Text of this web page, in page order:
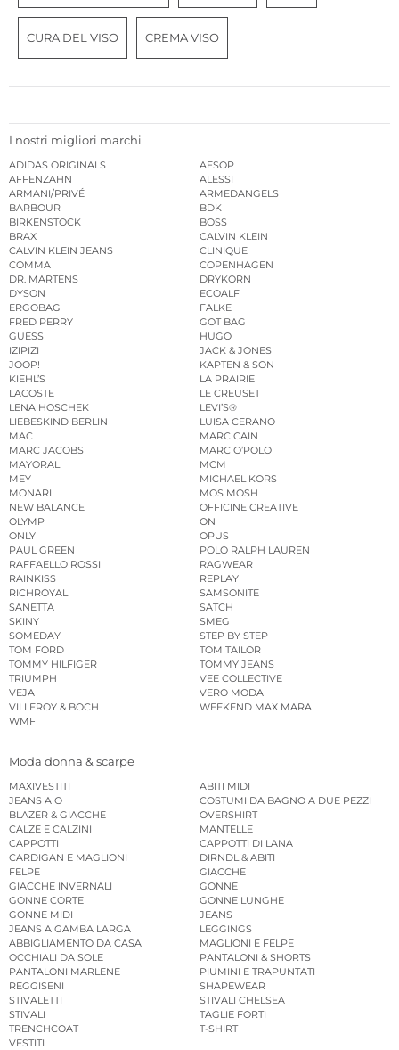
CURA DEL VISO CREMA VISO
I nostri migliori marchi
ADIDAS ORIGINALS
AESOP
AFFENZAHN
ALESSI
ARMANI/PRIVÉ
ARMEDANGELS
BARBOUR
BDK
BIRKENSTOCK
BOSS
BRAX
CALVIN KLEIN
CALVIN KLEIN JEANS
CLINIQUE
COMMA
COPENHAGEN
DR. MARTENS
DRYKORN
DYSON
ECOALF
ERGOBAG
FALKE
FRED PERRY
GOT BAG
GUESS
HUGO
IZIPIZI
JACK & JONES
JOOP!
KAPTEN & SON
KIEHL’S
LA PRAIRIE
LACOSTE
LE CREUSET
LENA HOSCHEK
LEVI’S®
LIEBESKIND BERLIN
LUISA CERANO
MAC
MARC CAIN
MARC JACOBS
MARC O’POLO
MAYORAL
MCM
MEY
MICHAEL KORS
MONARI
MOS MOSH
NEW BALANCE
OFFICINE CREATIVE
OLYMP
ON
ONLY
OPUS
PAUL GREEN
POLO RALPH LAUREN
RAFFAELLO ROSSI
RAGWEAR
RAINKISS
REPLAY
RICHROYAL
SAMSONITE
SANETTA
SATCH
SKINY
SMEG
SOMEDAY
STEP BY STEP
TOM FORD
TOM TAILOR
TOMMY HILFIGER
TOMMY JEANS
TRIUMPH
VEE COLLECTIVE
VEJA
VERO MODA
VILLEROY & BOCH
WEEKEND MAX MARA
WMF
Moda donna & scarpe
MAXIVESTITI
ABITI MIDI
JEANS A O
COSTUMI DA BAGNO A DUE PEZZI
BLAZER & GIACCHE
OVERSHIRT
CALZE E CALZINI
MANTELLE
CAPPOTTI
CAPPOTTI DI LANA
CARDIGAN E MAGLIONI
DIRNDL & ABITI
FELPE
GIACCHE
GIACCHE INVERNALI
GONNE
GONNE CORTE
GONNE LUNGHE
GONNE MIDI
JEANS
JEANS A GAMBA LARGA
LEGGINGS
ABBIGLIAMENTO DA CASA
MAGLIONI E FELPE
OCCHIALI DA SOLE
PANTALONI & SHORTS
PANTALONI MARLENE
PIUMINI E TRAPUNTATI
REGGISENI
SHAPEWEAR
STIVALETTI
STIVALI CHELSEA
STIVALI
TAGLIE FORTI
TRENCHCOAT
T-SHIRT
VESTITI